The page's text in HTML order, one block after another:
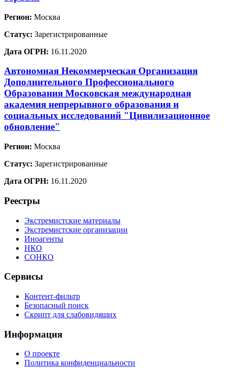
Регион: Москва
Статус: Зарегистрированные
Дата ОГРН: 16.11.2020
Автономная Некоммерческая Организация
Дополнительного Профессионального
Образования Московская международная
академия непрерывного образования и
социальных исследований "Цивилизационное
обновление"
Регион: Москва
Статус: Зарегистрированные
Дата ОГРН: 16.11.2020
Реестры
Экстремистские материалы
Экстремистские организации
Иноагенты
НКО
СОНКО
Сервисы
Контент-фильтр
Безопасный поиск
Скрипт для слабовидящих
Информация
О проекте
Политика конфиденциальности